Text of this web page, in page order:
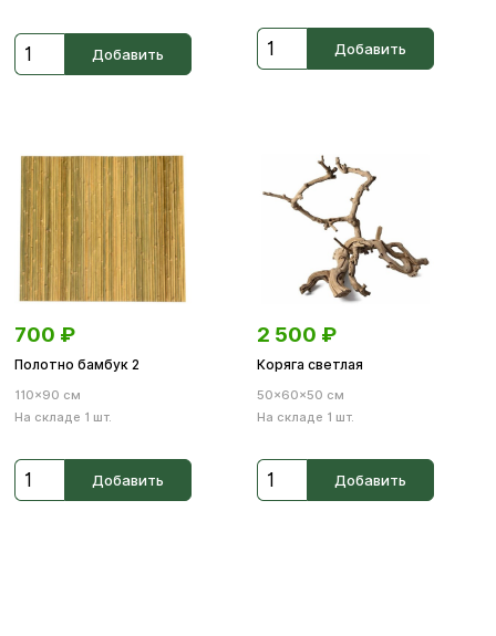
Добавить Добавить
700 ₽
Полотно бамбук 2
110×90 см
На складе 1 шт.
Добавить
2 500 ₽
Коряга светлая
50×60×50 см
На складе 1 шт.
Добавить